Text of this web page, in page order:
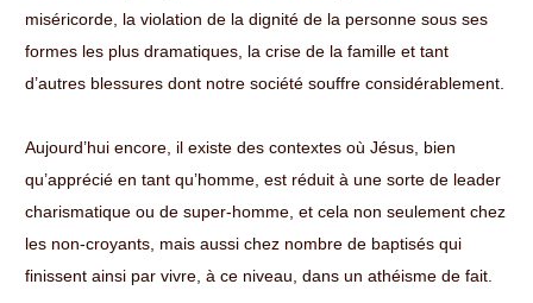
miséricorde, la violation de la dignité de la personne sous ses
formes les plus dramatiques, la crise de la famille et tant
d’autres blessures dont notre société souffre considérablement.
Aujourd’hui encore, il existe des contextes où Jésus, bien
qu’apprécié en tant qu’homme, est réduit à une sorte de leader
charismatique ou de super-homme, et cela non seulement chez
les non-croyants, mais aussi chez nombre de baptisés qui
finissent ainsi par vivre, à ce niveau, dans un athéisme de fait.